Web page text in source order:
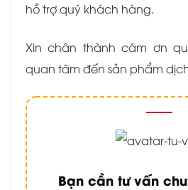
hỗ trợ quý khách hàng.
Xin chân thành cám ơn
quan tâm đến sản phẩm
Bạn cần tư vấn